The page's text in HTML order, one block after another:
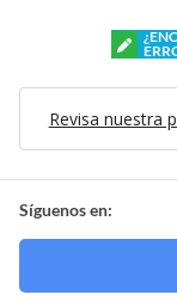
Revisa nuestra
Síguenos en: